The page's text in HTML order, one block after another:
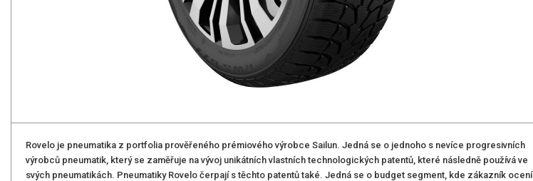
Rovelo je pneumatika z portfolia prověřeného prémiového výrobce Sailun. Jedná se o jednoho s nevíce progresivních
výrobců pneumatik, který se zaměřuje na vývoj unikátních vlastních technologických patentů, které následně používá ve
svých pneumatikách. Pneumatiky Rovelo čerpají s těchto patentů také. Jedná se o budget segment, kde zákazník ocení